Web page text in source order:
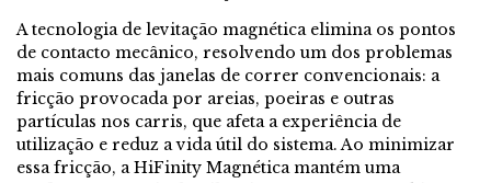
A tecnologia de levitação magnética elimina os pontos
de contacto mecânico, resolvendo um dos problemas
mais comuns das janelas de correr convencionais: a
fricção provocada por areias, poeiras e outras
partículas nos carris, que afeta a experiência de
utilização e reduz a vida útil do sistema. Ao minimizar
essa fricção, a HiFinity Magnética mantém uma